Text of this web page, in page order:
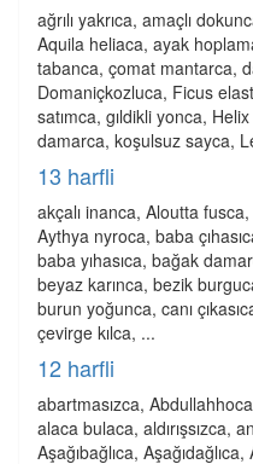
ağrılı yakrıca, amaçlı
Aquila heliaca, ayak
tabanca, çomat mantarca,
Domaniçkozluca, Ficus
satımca, gıldikli yonca,
damarca, koşulsuz sayca,
13 harfli
akçalı inanca, Aloutta
Aythya nyroca, baba
baba yıhasıca, bağak
beyaz karınca, bezik
burun yoğunca, canı
çevirge kılca, ...
12 harfli
abartmasızca,
alaca bulaca, aldırışsızca,
Aşağıbağlıca, Aşağıdağlıca,